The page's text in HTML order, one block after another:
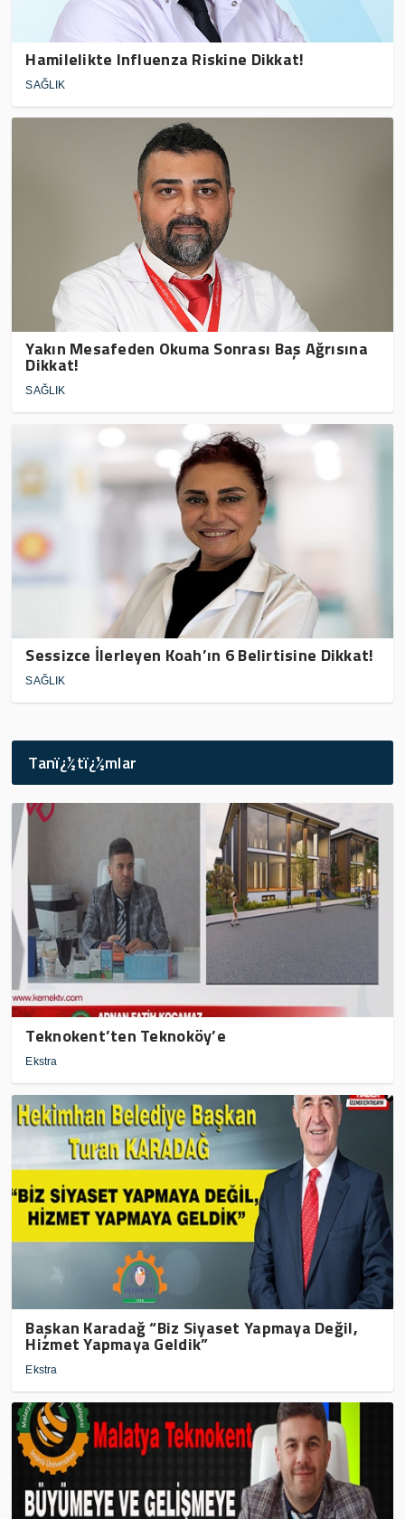
Hamilelikte Influenza Riskine Dikkat!
SAĞLIK
Yakın Mesafeden Okuma Sonrası Baş Ağrısına
Dikkat!
SAĞLIK
Sessizce İlerleyen Koah’ın 6 Belirtisine Dikkat!
SAĞLIK
Tanï¿½tï¿½mlar
Teknokent’ten Teknoköy’e
Ekstra
Başkan Karadağ “Biz Siyaset Yapmaya Değil,
Hizmet Yapmaya Geldik”
Ekstra